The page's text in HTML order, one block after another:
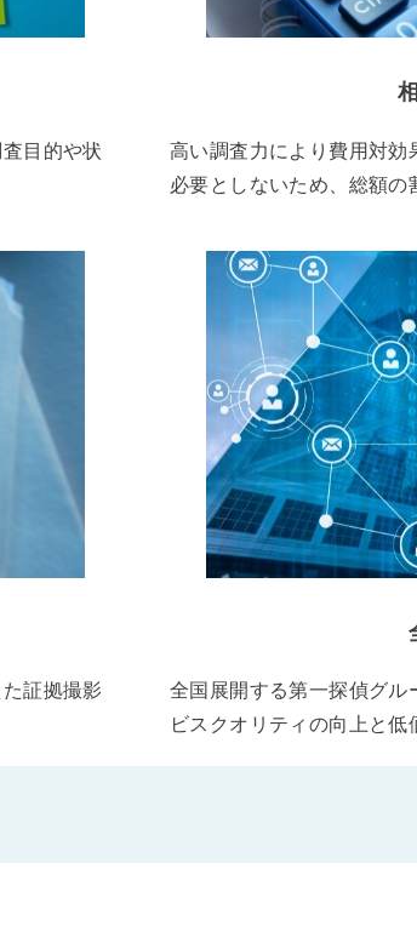
目的や状
高い調査力により費用対
必要としないため、総額
証拠撮影
全国展開する第一探偵グ
ビスクオリティの向上と